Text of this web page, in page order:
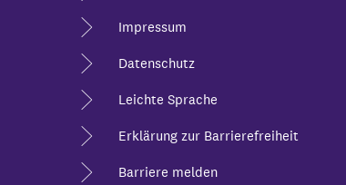
Impressum
Datenschutz
Leichte Sprache
Erklärung zur Barrierefreiheit
Barriere melden